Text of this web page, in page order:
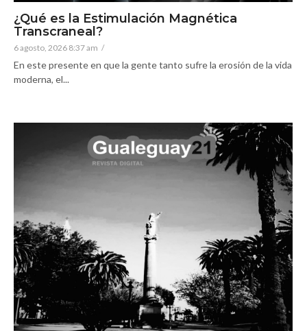
¿Qué es la Estimulación Magnética
Transcraneal?
6 agosto, 2026 8:37 am /
En este presente en que la gente tanto sufre la erosión de la vida
moderna, el...